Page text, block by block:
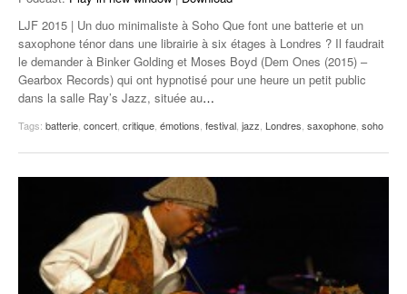
LJF 2015 | Un duo minimaliste à Soho Que font une batterie et un
saxophone ténor dans une librairie à six étages à Londres ? Il faudrait
le demander à Binker Golding et Moses Boyd (Dem Ones (2015) –
Gearbox Records) qui ont hypnotisé pour une heure un petit public
dans la salle Ray’s Jazz, située au…
Tags: batterie concert critique émotions festival jazz Londres saxophone soho